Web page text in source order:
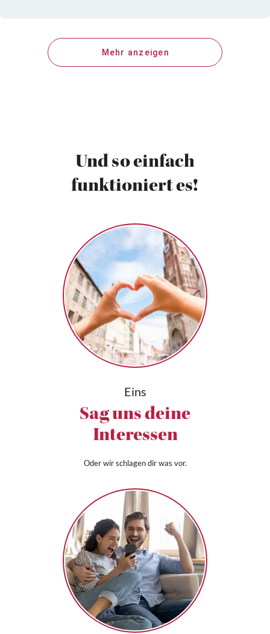
Mehr anzeigen
Und so einfach
funktioniert es!
Eins
Sag uns deine
Interessen
Oder wir schlagen dir was vor.